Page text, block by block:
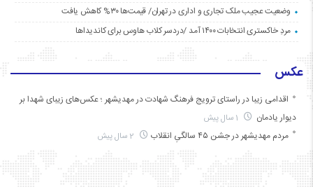
وضعیت عجیب ملک تجاری و اداری در تهران/ قیمت‌ها ۳۰% کاهش یافت
مردِ خاکستری انتخابات ۱۴۰۰ آمد /دردسر کلاب هاوس برای کاندیداها
عکس
اقدامی زیبا در راستای ترویج فرهنگ شهادت در مهدیشهر ؛ عکس‌های زیبای شهدا بر
دیوار یادمان
مردم مهدیشهر در جشن ۴۵ سالگیِ انقلاب